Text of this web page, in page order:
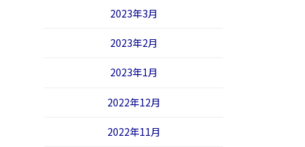
2023年3月
2023年2月
2023年1月
2022年12月
2022年11月